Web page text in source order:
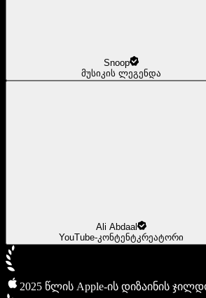
Snoop
მუსიკის ლეგენდა
Ali Abdaal
YouTube-კონტენტკრეატორი
2025 წლის Apple-ის დიზაინის